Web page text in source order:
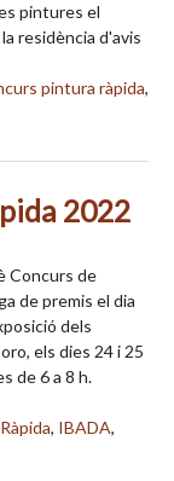
pintures el
residència d'avis
pintura ràpida,
2022
Concurs de
de premis el dia
dels
els dies 24 i 25
de 6 a 8 h.
, IBADA,